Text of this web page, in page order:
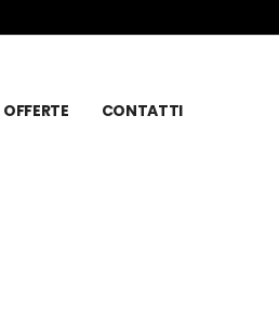
OFFERTE CONTATTI